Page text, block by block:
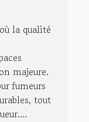
la qualité
majeure.
fumeurs
tout